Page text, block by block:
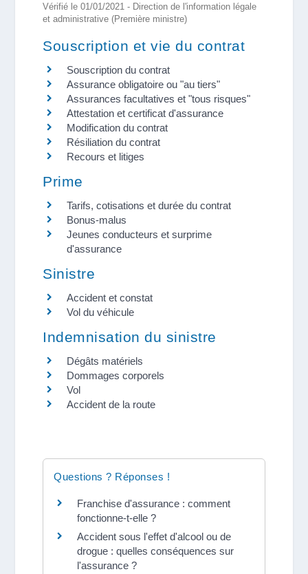
Vérifié le 01/01/2021 - Direction de l'information légale
et administrative (Première ministre)
Souscription et vie du contrat
Souscription du contrat
Assurance obligatoire ou "au tiers"
Assurances facultatives et "tous risques"
Attestation et certificat d'assurance
Modification du contrat
Résiliation du contrat
Recours et litiges
Prime
Tarifs, cotisations et durée du contrat
Bonus-malus
Jeunes conducteurs et surprime
d'assurance
Sinistre
Accident et constat
Vol du véhicule
Indemnisation du sinistre
Dégâts matériels
Dommages corporels
Vol
Accident de la route
Questions ? Réponses !
Franchise d'assurance : comment
fonctionne-t-elle ?
Accident sous l'effet d'alcool ou de
drogue : quelles conséquences sur
l'assurance ?